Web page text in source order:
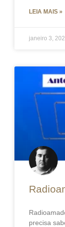
LEIA MAIS »
janeiro 3,
precisa